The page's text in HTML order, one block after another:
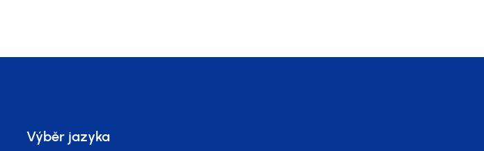
Výběr jazyka